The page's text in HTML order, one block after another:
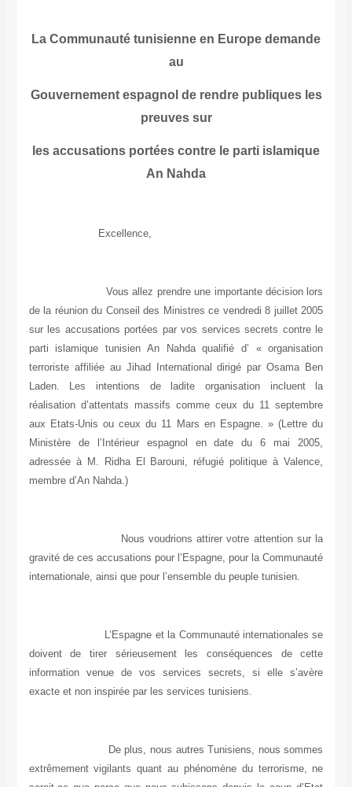
La Communauté tunisienne en Europe demande
au
Gouvernement espagnol de rendre publiques les
preuves sur
les accusations portées contre le parti islamique
An Nahda
Excellence,
Vous allez prendre une importante décision lors
de la réunion du Conseil des Ministres ce vendredi 8 juillet 2005
sur les accusations portées par vos services secrets contre le
parti islamique tunisien An Nahda qualifié d’ « organisation
terroriste affiliée au Jihad International dirigé par Osama Ben
Laden. Les intentions de ladite organisation incluent la
réalisation d’attentats massifs comme ceux du 11 septembre
aux Etats-Unis ou ceux du 11 Mars en Espagne. » (Lettre du
Ministère de l’Intérieur espagnol en date du 6 mai 2005,
adressée à M. Ridha El Barouni, réfugié politique à Valence,
membre d’An Nahda.)
Nous voudrions attirer votre attention sur la
gravité de ces accusations pour l’Espagne, pour la Communauté
internationale, ainsi que pour l’ensemble du peuple tunisien.
L’Espagne et la Communauté internationales se
doivent de tirer sérieusement les conséquences de cette
information venue de vos services secrets, si elle s’avère
exacte et non inspirée par les services tunisiens.
De plus, nous autres Tunisiens, nous sommes
extrêmement vigilants quant au phénomène du terrorisme, ne